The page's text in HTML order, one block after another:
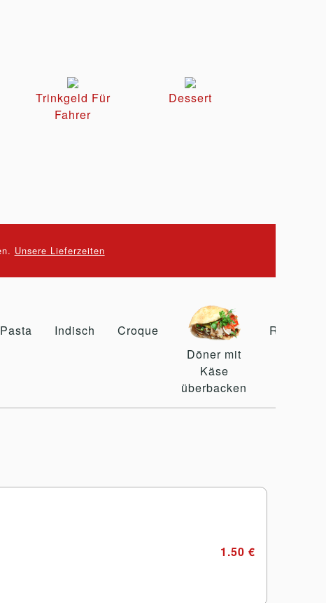
Trinkgeld Für
Fahrer
Dessert
Unsere Lieferzeiten
Pasta Indisch
Croque
Döner mit
Käse
überbacken
Rollo
1.50 €